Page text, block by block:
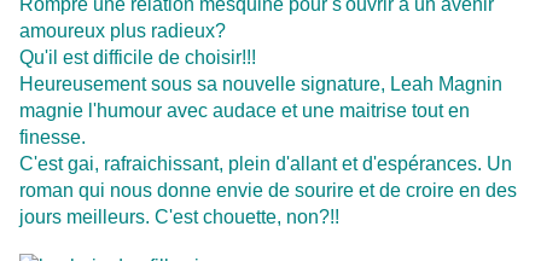
Rompre une relation mesquine pour s'ouvrir à un avenir
amoureux plus radieux?
Qu'il est difficile de choisir!!!
Heureusement sous sa nouvelle signature, Leah Magnin
magnie l'humour avec audace et une maitrise tout en
finesse.
C'est gai, rafraichissant, plein d'allant et d'espérances. Un
roman qui nous donne envie de sourire et de croire en des
jours meilleurs. C'est chouette, non?!!